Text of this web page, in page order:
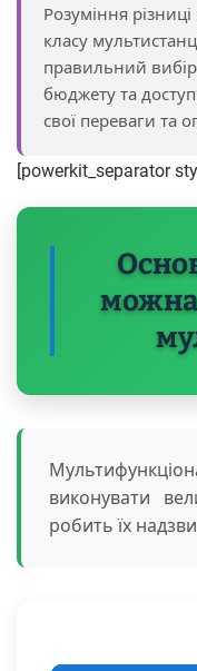
Розуміння
класу
правильний
бюджету та
свої переваги та
[powerkit_separator
можна
виконувати
робить їх